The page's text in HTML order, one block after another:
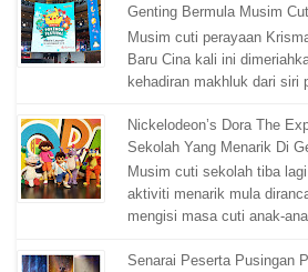
Genting Bermula Musim
Musim cuti perayaan
Baru Cina kali ini
kehadiran makhluk dari siri
Nickelodeon’s Dora The
Sekolah Yang Menarik Di
Musim cuti sekolah tiba
aktiviti menarik mula
mengisi masa cuti anak-
Senarai Peserta Pusingan